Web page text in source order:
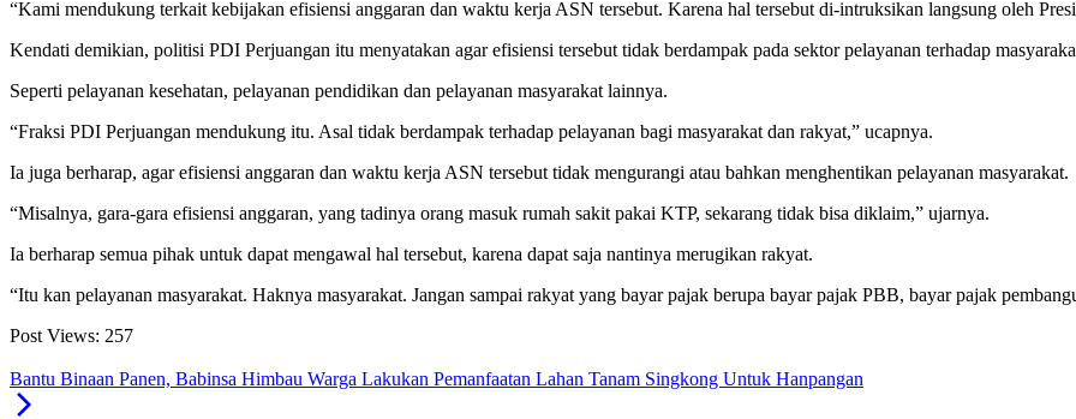
“Kami mendukung terkait kebijakan efisiensi anggaran dan waktu kerja ASN tersebut. Karena hal tersebut di-intruksikan langsung oleh
Kendati demikian, politisi PDI Perjuangan itu menyatakan agar efisiensi tersebut tidak berdampak pada sektor pelayanan terhadap
Seperti pelayanan kesehatan, pelayanan pendidikan dan pelayanan masyarakat lainnya.
“Fraksi PDI Perjuangan mendukung itu. Asal tidak berdampak terhadap pelayanan bagi masyarakat dan rakyat,” ucapnya.
Ia juga berharap, agar efisiensi anggaran dan waktu kerja ASN tersebut tidak mengurangi atau bahkan menghentikan pelayanan masyarakat.
“Misalnya, gara-gara efisiensi anggaran, yang tadinya orang masuk rumah sakit pakai KTP, sekarang tidak bisa diklaim,” ujarnya.
Ia berharap semua pihak untuk dapat mengawal hal tersebut, karena dapat saja nantinya merugikan rakyat.
“Itu kan pelayanan masyarakat. Haknya masyarakat. Jangan sampai rakyat yang bayar pajak berupa bayar pajak PBB, bayar pajak
Post Views: 257
Bantu Binaan Panen, Babinsa Himbau Warga Lakukan Pemanfaatan Lahan Tanam Singkong Untuk Hanpangan